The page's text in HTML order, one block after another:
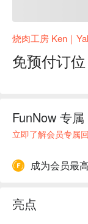
烧肉工房 Ken｜
免预付订位
FunNow 专属
立即了解会员专属
成为会员最
亮点